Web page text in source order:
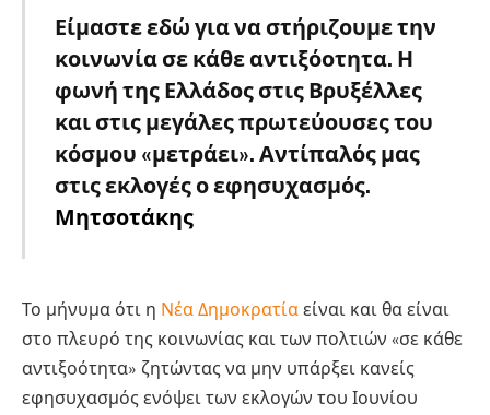
Είμαστε εδώ για να στήριζουμε την
κοινωνία σε κάθε αντιξόοτητα. Η
φωνή της Ελλάδος στις Βρυξέλλες
και στις μεγάλες πρωτεύουσες του
κόσμου «μετράει». Αντίπαλός μας
στις εκλογές ο εφησυχασμός.
Μητσοτάκης
Το μήνυμα ότι η Νέα Δημοκρατία είναι και θα είναι
στο πλευρό της κοινωνίας και των πολτιών «σε κάθε
αντιξοότητα» ζητώντας να μην υπάρξει κανείς
εφησυχασμός ενόψει των εκλογών του Ιουνίου